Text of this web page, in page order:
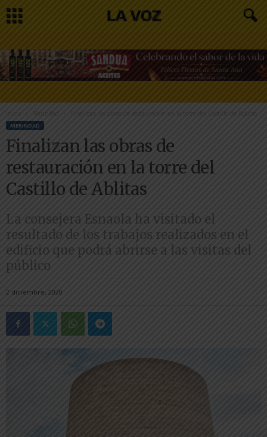
Inicio Finalizan las obras de restauración en la torre del Castillo de Ablitas
MERINDAD
Finalizan las obras de
restauración en la torre del
Castillo de Ablitas
La consejera Esnaola ha visitado el
resultado de los trabajos realizados en el
edificio que podrá abrirse a las visitas del
público
2 diciembre, 2020